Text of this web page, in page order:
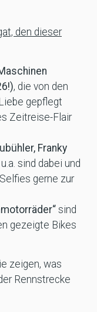
den dieser
, die von den
gepflegt
Zeitreise-Flair
Franky
u.a. sind dabei und
gerne zur
sind
gezeigte Bikes
zeigen, was
Rennstrecke